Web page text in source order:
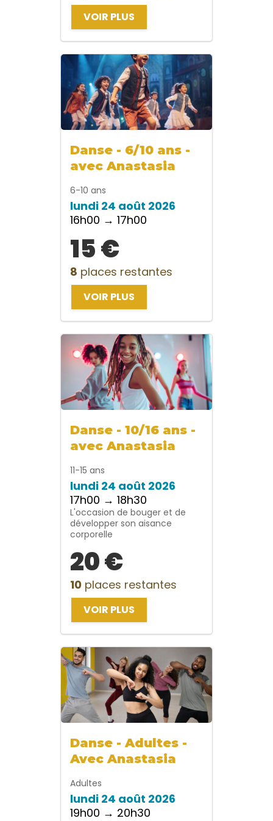
VOIR PLUS
Danse - 6/10 ans -
avec Anastasia
6-10 ans
lundi 24 août 2026
16h00 → 17h00
15 €
8 places restantes
VOIR PLUS
Danse - 10/16 ans -
avec Anastasia
11-15 ans
lundi 24 août 2026
17h00 → 18h30
L'occasion de bouger et de
développer son aisance
corporelle
20 €
10 places restantes
VOIR PLUS
Danse - Adultes -
Avec Anastasia
Adultes
lundi 24 août 2026
19h00 → 20h30